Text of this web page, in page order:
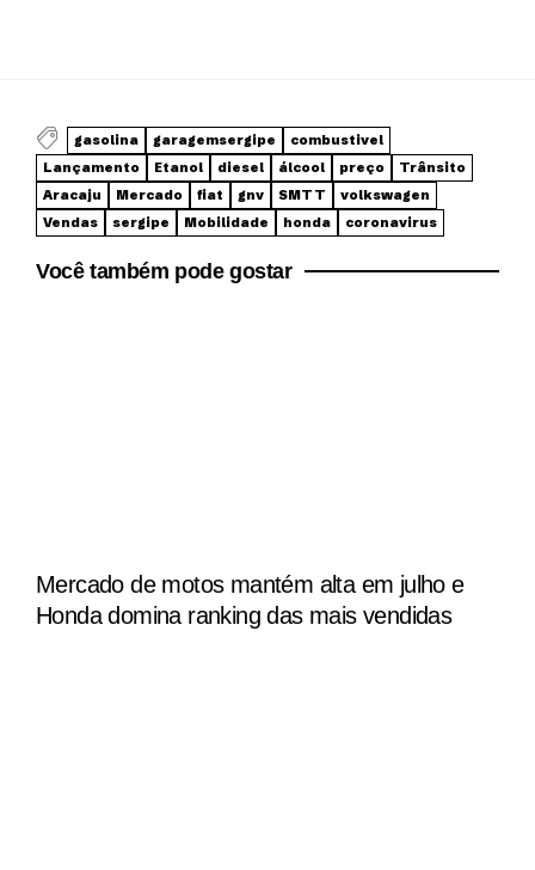
gasolina garagemsergipe
combustivel
Lançamento
Etanol diesel álcool preço
Trânsito
Aracaju
Mercado fiat gnv SMTT
volkswagen
Vendas
sergipe Mobilidade honda coronavirus
Você também pode gostar
Mercado de motos mantém alta em julho e
Honda domina ranking das mais vendidas